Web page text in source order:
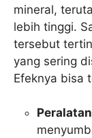
mineral,
lebih tinggi.
tersebut
yang sering
Efeknya bisa